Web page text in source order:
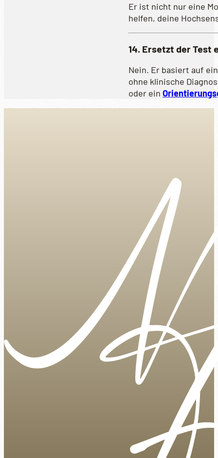
Er ist nicht nur eine
helfen, deine
14. Ersetzt der Test
Nein. Er basiert auf
ohne klinische
oder ein